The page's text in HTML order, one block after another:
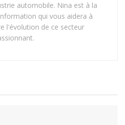
automobile. Nina est à la
qui vous aidera à
l'évolution de ce secteur